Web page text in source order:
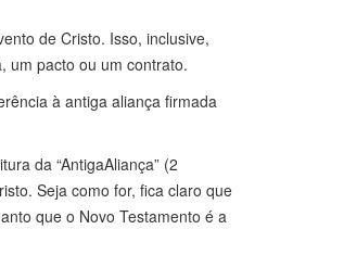
de Cristo. Isso, inclusive,
um pacto ou um contrato.
à antiga aliança firmada
da “AntigaAliança” (2
Seja como for, fica claro que
que o Novo Testamento é a